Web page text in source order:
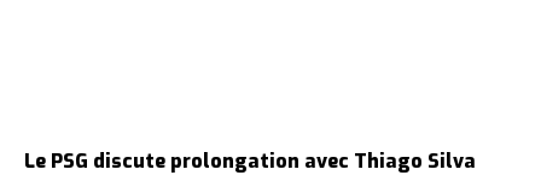
Le PSG discute prolongation avec Thiago Silva